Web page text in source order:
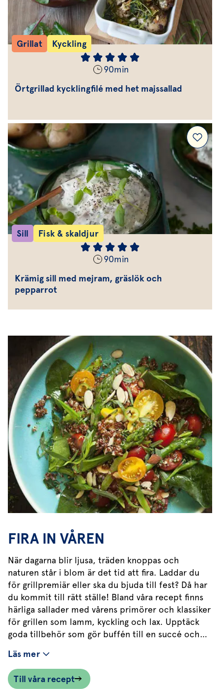
Grillat Kyckling
90min
Örtgrillad kycklingfilé med het majssallad
Sill Fisk & skaldjur
90min
Krämig sill med mejram, gräslök och
pepparrot
FIRA IN VÅREN
När dagarna blir ljusa, träden knoppas och
naturen står i blom är det tid att fira. Laddar du
för grillpremiär eller ska du bjuda till fest? Då har
du kommit till rätt ställe! Bland våra recept finns
härliga sallader med vårens primörer och klassiker
för grillen som lamm, kyckling och lax. Upptäck
goda tillbehör som gör buffén till en succé och
våra recept är laddade med färska örter. Inled
firandet med en god mocktail eller drink och
avsluta med en söt dessert.
Läs mer
Till våra recept